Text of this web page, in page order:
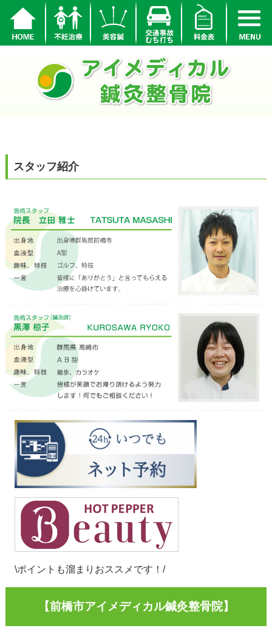
スタッフ紹介
\ポイントも溜まりおススメです！/
【前橋市アイメディカル鍼灸整骨院】